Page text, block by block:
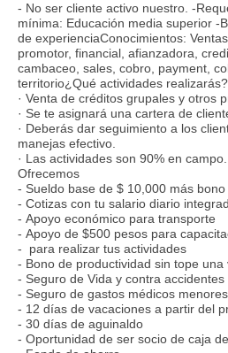
- No ser cliente activo nuestro. -
mínima: Educación media superior -
de experienciaConocimientos:
promotor, financial, afianzadora,
cambaceo, sales, cobro, payment,
territorio¿Qué actividades realizarás?
· Venta de créditos grupales y otros
· Se te asignará una cartera de
· Deberás dar seguimiento a los
manejas efectivo.
· Las actividades son 90% en campo.
Ofrecemos
- Sueldo base de $ 10,000 más
- Cotizas con tu salario diario
- Apoyo económico para transporte
- Apoyo de $500 pesos para
- para realizar tus actividades
- Bono de productividad sin tope
- Seguro de Vida y contra accidentes
- Seguro de gastos médicos
- 12 días de vacaciones a partir del
- 30 días de aguinaldo
- Oportunidad de ser socio de caja